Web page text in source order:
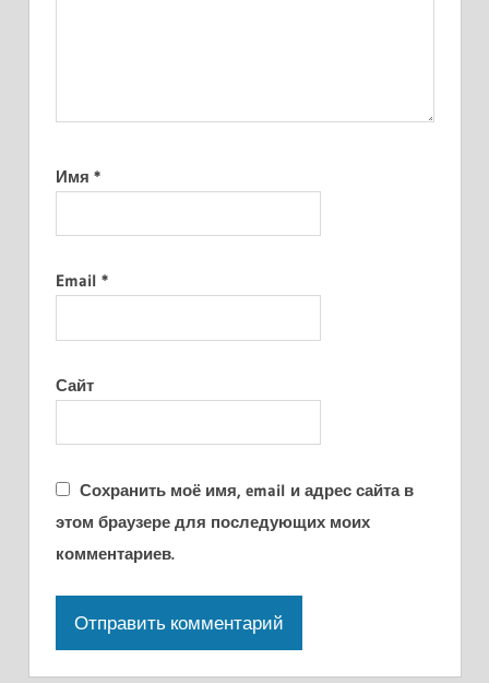
Имя *
Email *
Сайт
Сохранить моё имя, email и адрес сайта в
этом браузере для последующих моих
комментариев.